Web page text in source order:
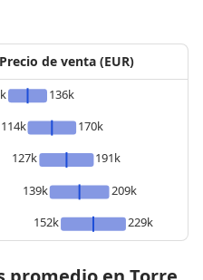
Precio de venta (EUR)
136k
114k
170k
127k
191k
139k
209k
152k
229k